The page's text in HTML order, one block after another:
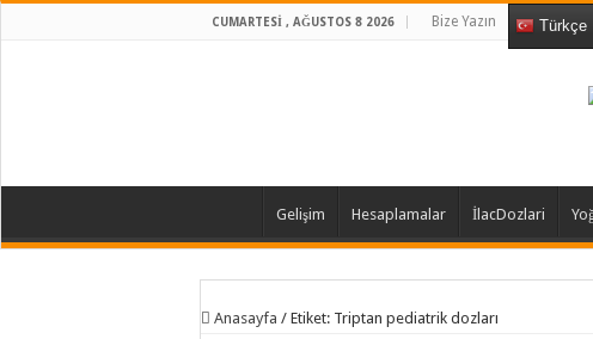
CUMARTESI , AĞUSTOS 8 2026
Bize Yazın Türkçe
Gelişim Hesaplamalar İlacDozlari
Anasayfa / Etiket: Triptan pediatrik dozları